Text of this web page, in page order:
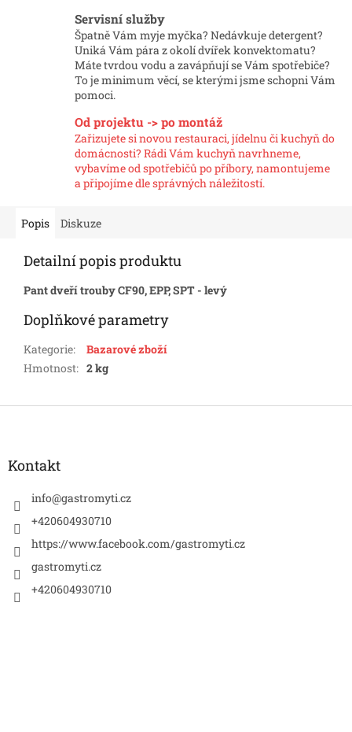
Servisní služby
Špatně Vám myje myčka? Nedávkuje detergent?
Uniká Vám pára z okolí dvířek konvektomatu?
Máte tvrdou vodu a zavápňují se Vám spotřebiče?
To je minimum věcí, se kterými jsme schopni Vám
pomoci.
Od projektu -> po montáž
Zařizujete si novou restauraci, jídelnu či kuchyň do
domácnosti? Rádi Vám kuchyň navrhneme,
vybavíme od spotřebičů po příbory, namontujeme
a připojíme dle správných náležitostí.
Popis Diskuze
Detailní popis produktu
Pant dveří trouby CF90, EPP, SPT - levý
Doplňkové parametry
Kategorie:
Bazarové zboží
Hmotnost: 2 kg
Z
Kontakt
info@gastromyti.cz
+420604930710
https://www.facebook.com/gastromyti.cz
gastromyti.cz
+420604930710